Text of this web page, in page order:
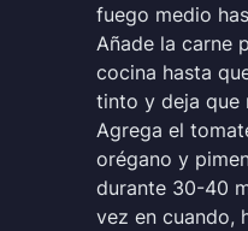
fuego medio
Añade la carne
cocina hasta
tinto y deja que
Agrega el
orégano y
durante 30-40
vez en cuando,